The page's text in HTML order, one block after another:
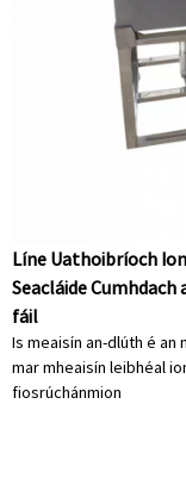
Líne Uathoibríoch
Seacláide
fáil
Is meaisín an-dlúth é
mar mheaisín leibhéal
fiosrúchánmion